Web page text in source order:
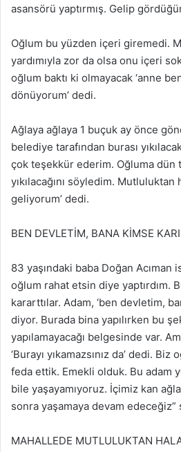
asansörü yaptırmış. Gelip
Oğlum bu yüzden içeri giremedi.
yardımıyla zor da olsa onu içeri
oğlum baktı ki olmayacak ‘anne
dönüyorum’ dedi.
Ağlaya ağlaya 1 buçuk ay önce
belediye tarafından burası
çok teşekkür ederim. Oğluma dün
yıkılacağını söyledim. Mutluluktan
geliyorum’ dedi.
BEN DEVLETİM, BANA KİMSE
83 yaşındaki baba Doğan Acıman
oğlum rahat etsin diye yaptırdım.
kararttılar. Adam, ‘ben devletim,
diyor. Burada bina yapılırken bu
yapılamayacağı belgesinde var.
‘Burayı yıkamazsınız da’ dedi.
feda ettik. Emekli olduk. Bu adam
bile yaşayamıyoruz. İçimiz kan
sonra yaşamaya devam
MAHALLEDE MUTLULUKTAN